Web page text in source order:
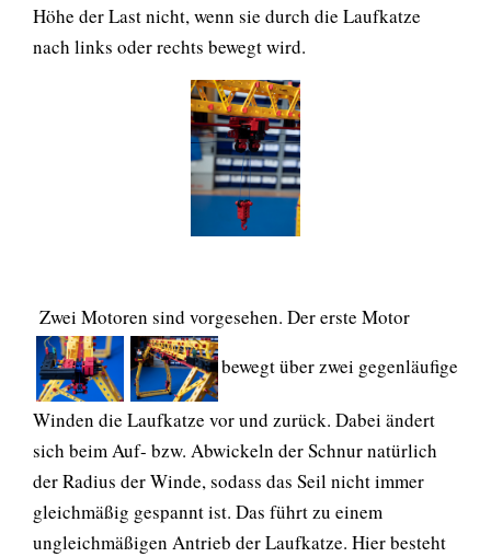
Höhe der Last nicht, wenn sie durch die Laufkatze
nach links oder rechts bewegt wird.
Zwei Motoren sind vorgesehen. Der erste Motor
bewegt über zwei gegenläufige
Winden die Laufkatze vor und zurück. Dabei ändert
sich beim Auf- bzw. Abwickeln der Schnur natürlich
der Radius der Winde, sodass das Seil nicht immer
gleichmäßig gespannt ist. Das führt zu einem
ungleichmäßigen Antrieb der Laufkatze. Hier besteht